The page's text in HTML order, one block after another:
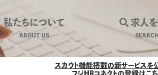
私たちについて
ABOUT US
求人
SEARCH
スカウト機能搭載の新サービスを公
マーサクセス】新電力サポ